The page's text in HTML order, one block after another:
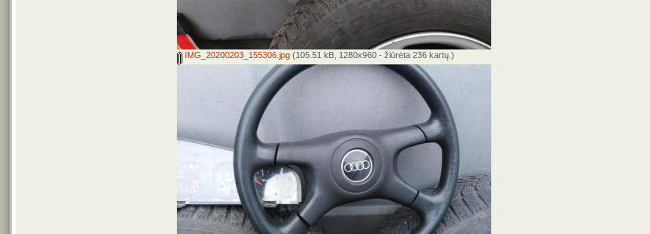
IMG_20200203_155306.jpg(105.51 kB, 1280x960 - žiūrėta 236 kartų.)